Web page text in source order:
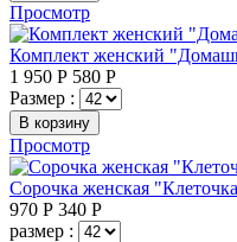
Просмотр
Комплект женский
1 950 Р 580 Р
Размер :
В корзину
Просмотр
Сорочка женская
970 Р 340 Р
размер :